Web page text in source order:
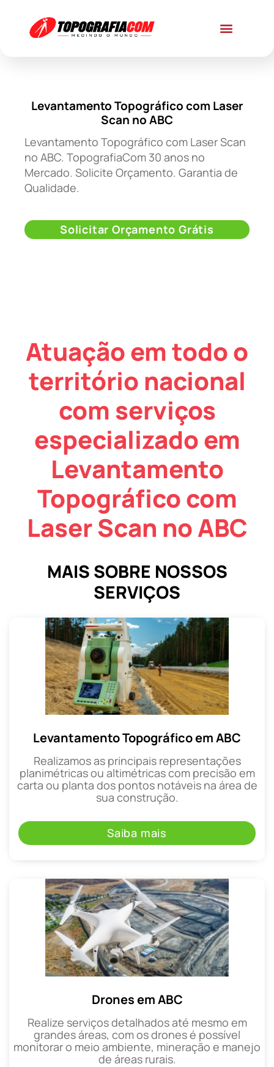
Levantamento Topográfico com Laser
Scan no ABC
Levantamento Topográfico com Laser Scan
no ABC. TopografiaCom 30 anos no
Mercado. Solicite Orçamento. Garantia de
Qualidade.
Solicitar Orçamento Grátis
Atuação em todo o
território nacional
com serviços
especializado em
Levantamento
Topográfico com
Laser Scan no ABC
MAIS SOBRE NOSSOS
SERVIÇOS
Levantamento Topográfico em ABC
Realizamos as principais representações
planimétricas ou altimétricas com precisão em
carta ou planta dos pontos notáveis na área de
sua construção.
Saiba mais
Drones em ABC
Realize serviços detalhados até mesmo em
grandes áreas, com os drones é possível
monitorar o meio ambiente, mineração e manejo
de áreas rurais.